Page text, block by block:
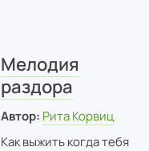
Мелодия
раздора
Автор: Рита Корвиц
Как выжить когда тебя